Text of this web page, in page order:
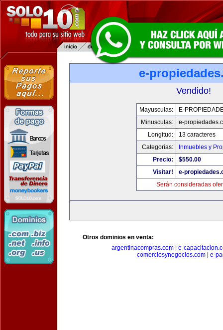
e-
Vendido!
Mayusculas:
E-
Minusculas:
e-
Longitud:
13 caracteres
Categorias:
Inmuebles y
Precio:
$550.00
Visitar!
e-
Serán consideradas
Otros dominios en venta:
argentinacompras.com| e-
comerciosynegocios.com
e-